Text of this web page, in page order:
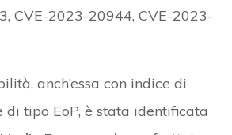
CVE-2023-20944, CVE-2023-
anch’essa con indice di
tipo EoP, è stata identificata